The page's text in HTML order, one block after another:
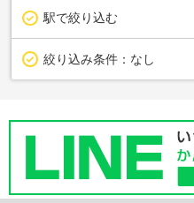
駅で絞り込む
絞り込み条件： なし